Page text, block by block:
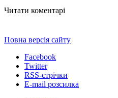
Читати коментарі
Повна версія сайту
Facebook
Twitter
RSS-стрічки
E-mail розсилка